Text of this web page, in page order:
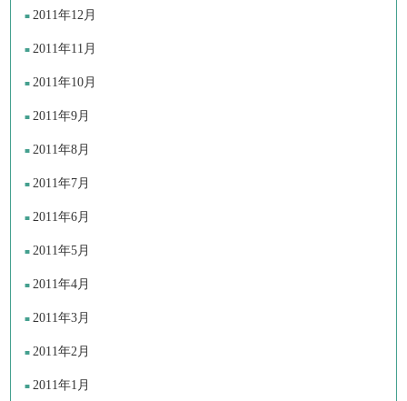
2011年12月
2011年11月
2011年10月
2011年9月
2011年8月
2011年7月
2011年6月
2011年5月
2011年4月
2011年3月
2011年2月
2011年1月